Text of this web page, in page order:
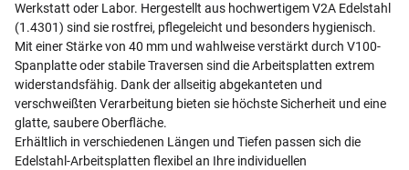
Werkstatt oder Labor. Hergestellt aus hochwertigem V2A Edelstahl
(1.4301) sind sie rostfrei, pflegeleicht und besonders hygienisch.
Mit einer Stärke von 40 mm und wahlweise verstärkt durch V100-
Spanplatte oder stabile Traversen sind die Arbeitsplatten extrem
widerstandsfähig. Dank der allseitig abgekanteten und
verschweißten Verarbeitung bieten sie höchste Sicherheit und eine
glatte, saubere Oberfläche.
Erhältlich in verschiedenen Längen und Tiefen passen sich die
Edelstahl-Arbeitsplatten flexibel an Ihre individuellen